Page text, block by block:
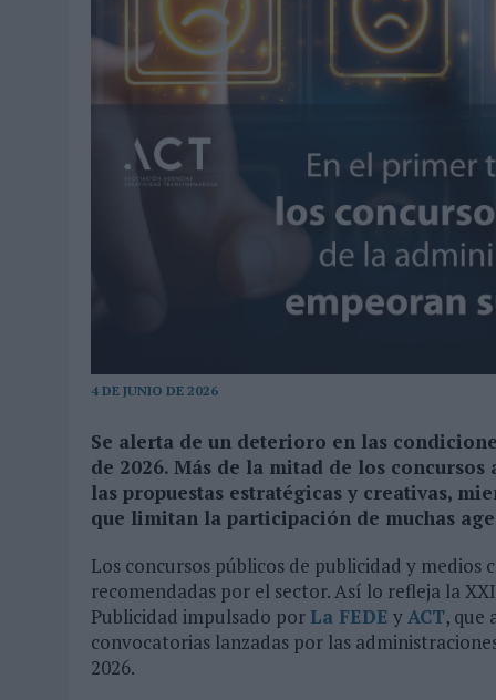
06/08/2026
| SYSTEM1 NOMBRA A KIMBERLY BASTONI COMO NUEVA
06/08/2026 | FRIGO Y UNIQLO LANZAN UNA COLECCIÓN
06/08/2026 | LA IA ESTÁ SUBIENDO EL LISTÓN DE LA CREATIVIDAD
05/08/2026
FABRA COMUNICACIÓN INCORPORA A CASONÁ Y
LOPESAN HOTELS & RESORTS ACERCA EL PARAÍSO
LUIS ARQUILLOS (BURGO DE ARIAS): “LA
‘ALEXIA PUTELLAS X GALAXY Z FOLD8 – SIN LÍMITES’,
4 DE JUNIO DE 2026
Se alerta de un deterioro en las
de 2026. Más de la mitad de los
las propuestas estratégicas y creativas,
que limitan la participación de muchas
Los concursos públicos de publicidad y medios
recomendadas por el sector. Así lo refleja la
Publicidad impulsado por La FEDE yACT, que
convocatorias lanzadas por las
2026.